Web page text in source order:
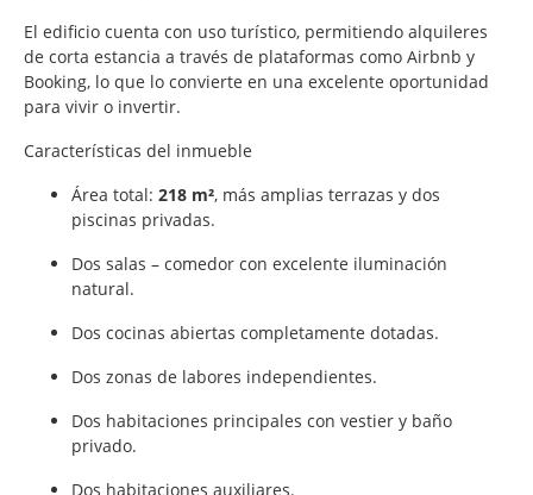
El edificio cuenta con uso turístico, permitiendo alquileres
de corta estancia a través de plataformas como Airbnb y
Booking, lo que lo convierte en una excelente oportunidad
para vivir o invertir.
Características del inmueble
Área total: 218 m², más amplias terrazas y dos
piscinas privadas.
Dos salas – comedor con excelente iluminación
natural.
Dos cocinas abiertas completamente dotadas.
Dos zonas de labores independientes.
Dos habitaciones principales con vestier y baño
privado.
Dos habitaciones auxiliares.